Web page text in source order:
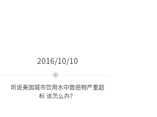
2016/10/10
听说美国城市饮用水中致癌物严重超
标 该怎么办？